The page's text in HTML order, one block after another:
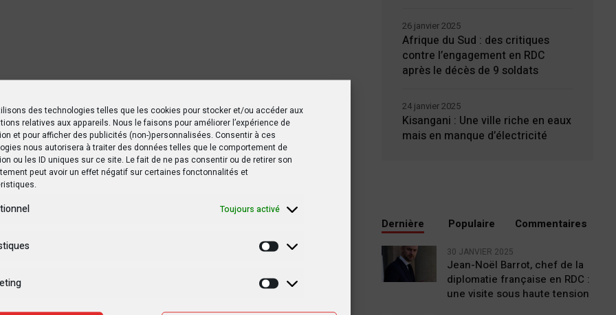
des technologies telles que les cookies pour stocker et/ou accéder aux
relatives aux appareils. Nous le faisons pour améliorer l’expérience de
et pour afficher des publicités (non-)personnalisées. Consentir à ces
nous autorisera à traiter des données telles que le comportement de
ou les ID uniques sur ce site. Le fait de ne pas consentir ou de retirer son
peut avoir un effet négatif sur certaines fonctonnalités et
Toujours activé
Statistiques
Marketing
Afrique du Sud : des critiques
contre l’engagement en RDC
après le décès de 9 soldats
26 janvier 2025
Kisangani : Une ville riche en eaux
mais en manque d’électricité
24 janvier 2025
Dernière Populaire Commentaires
30 JANVIER 2025
Jean-Noël Barrot, chef de la
diplomatie française en RDC :
une visite sous haute tension